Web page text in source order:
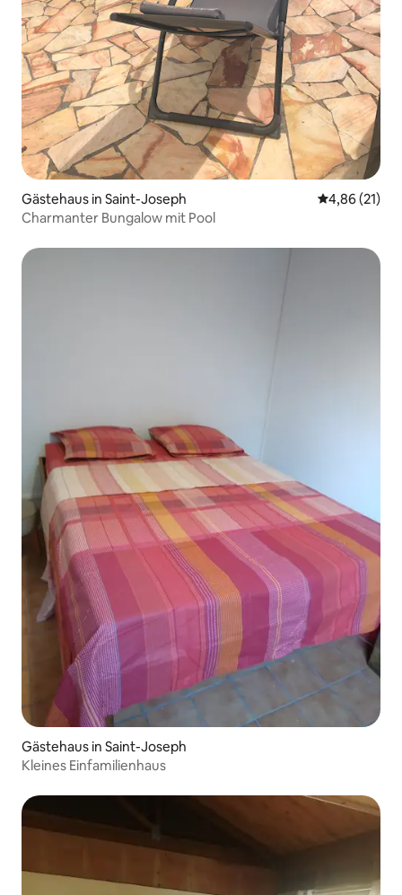
Gästehaus in Saint-Joseph
4,86 (21)
Charmanter Bungalow mit Pool
Gästehaus in Saint-Joseph
Kleines Einfamilienhaus